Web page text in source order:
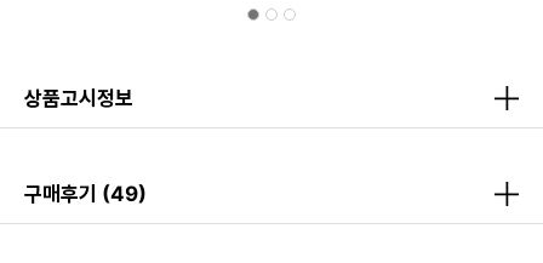
우수한 방투습 기능을 제공합니다.
상품고시정보
구매후기 (49)